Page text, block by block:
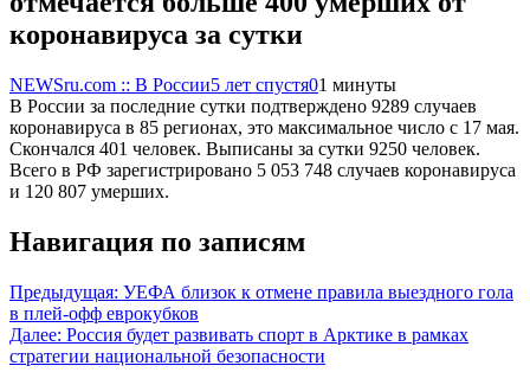
коронавируса за сутки
NEWSru.com :: В России5 лет спустя01 минуты
В России за последние сутки подтверждено 9289 случаев
коронавируса в 85 регионах, это максимальное число с 17 мая.
Скончался 401 человек. Выписаны за сутки 9250 человек.
Всего в РФ зарегистрировано 5 053 748 случаев коронавируса
и 120 807 умерших.
Навигация по записям
Предыдущая: УЕФА близок к отмене правила выездного гола
в плей-офф еврокубков
Далее: Россия будет развивать спорт в Арктике в рамках
стратегии национальной безопасности